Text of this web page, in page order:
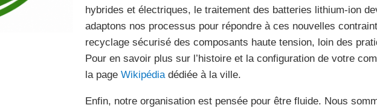
hybrides et électriques, le traitement des batteries lithium-ion
adaptons nos processus pour répondre à ces nouvelles
recyclage sécurisé des composants haute tension, loin des
Pour en savoir plus sur l’histoire et la configuration de votre
la page Wikipédiadédiée à la ville.
Enfin, notre organisation est pensée pour être fluide. Nous